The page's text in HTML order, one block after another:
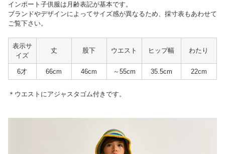
インポート子供服は月齢表記が基本です。
ブランドやデザインによってサイズ感が異なるため、採寸表もあわせて
ご覧下さい。
表示サ
イズ
丈 股下 ウエスト ヒップ幅 わたり
6才 66cm 46cm ～55cm 35.5cm 22cm
＊ウエストにアジャスタゴム付きです。